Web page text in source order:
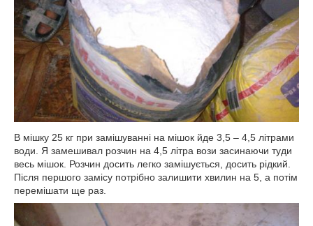
В мішку 25 кг при замішуванні на мішок йде 3,5 – 4,5 літрами
води. Я замешивал розчин на 4,5 літра вози засинаючи туди
весь мішок. Розчин досить легко замішується, досить рідкий.
Після першого замісу потрібно залишити хвилин на 5, а потім
перемішати ще раз.